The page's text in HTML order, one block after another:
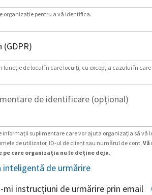
organizație pentru a vă identifica.
funcție de locul în care locuiți, cu excepția cazului în
de identificare (opțional)
informații suplimentare care vor ajuta organizația să vă
de utilizator, ID-ul de client sau numărul de cont. Vă
care organizația nu le deține deja.
de urmărire
instrucțiuni de urmărire prin email